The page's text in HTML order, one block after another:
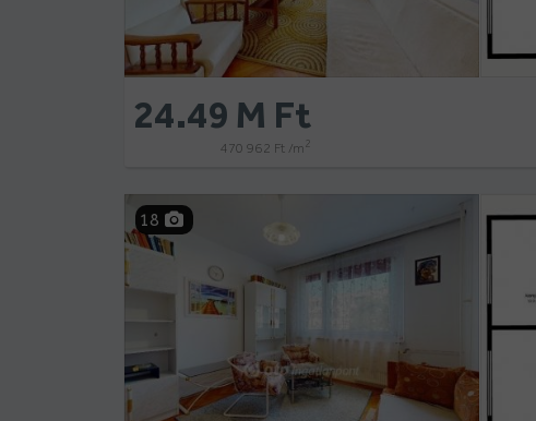
24.49 M Ft
470 962 Ft /m 2
18